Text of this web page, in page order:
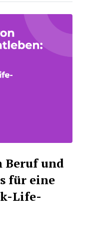
Beruf und
für eine
Life-